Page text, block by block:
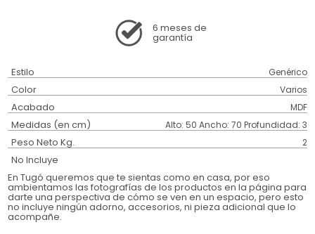
6 meses de
garantía
Estilo Genérico
Color Varios
Acabado MDF
Medidas (en cm) Alto: 50 Ancho: 70 Profundidad: 3
Peso Neto Kg. 2
No Incluye
En Tugó queremos que te sientas como en casa, por eso
ambientamos las fotografías de los productos en la página para
darte una perspectiva de cómo se ven en un espacio, pero esto
no incluye ningún adorno, accesorios, ni pieza adicional que lo
acompañe.